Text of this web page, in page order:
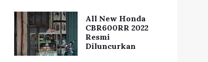
All New Honda
CBR600RR 2022
Resmi
Diluncurkan